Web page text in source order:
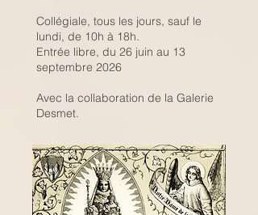
Collégiale, tous les jours, sauf le
lundi, de 10h à 18h.
Entrée libre, du 26 juin au 13
septembre 2026
Avec la collaboration de la Galerie
Desmet.